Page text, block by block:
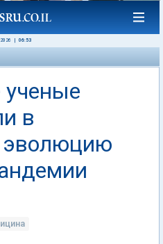
06:53
ученые
в
эволюцию